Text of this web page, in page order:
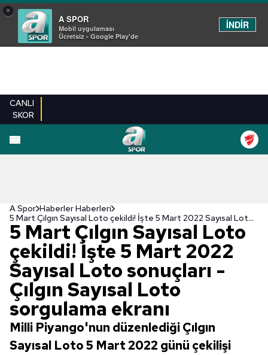
×
A SPOR
Mobil uygulaması
Ücretsiz - Google Play'de
İNDİR
CANLI
SKOR
A Spor Haberler Haberleri
5 Mart Çılgın Sayısal Loto çekildi! İşte 5 Mart 2022 Sayısal Loto sonuçları - Çılgın Sayısal Loto sorgulama ekranı
5 Mart Çılgın Sayısal Loto
çekildi! İşte 5 Mart 2022
Sayısal Loto sonuçları -
Çılgın Sayısal Loto
sorgulama ekranı
Milli Piyango'nun düzenlediği Çılgın
Sayısal Loto 5 Mart 2022 günü çekilişi